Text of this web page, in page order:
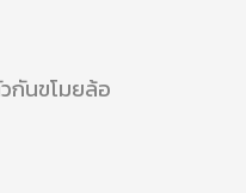
กันขโมยล้อ